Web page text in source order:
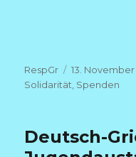
Autor
RespGr
Veröffentlicht
am
13. November
Solidarität, Spenden
Deutsch-